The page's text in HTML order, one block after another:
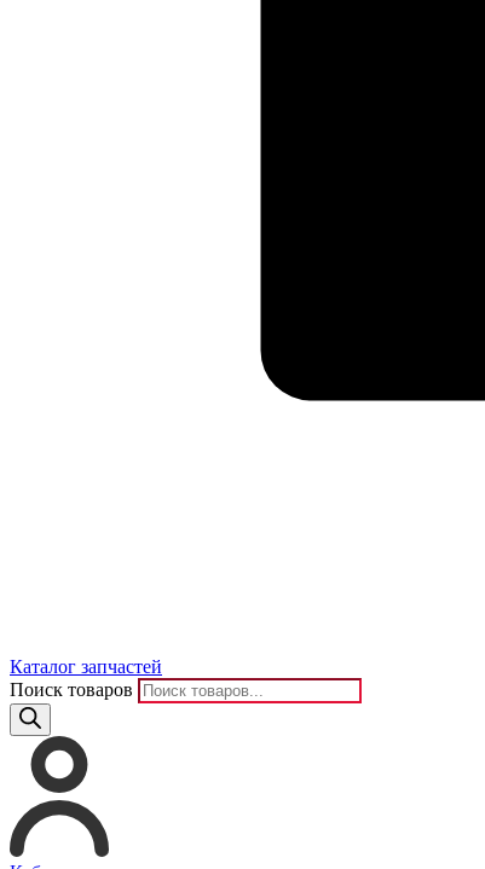
Каталог запчастей
Поиск товаров